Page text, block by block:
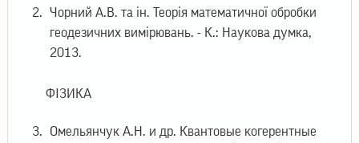
Чорний А.В. та ін. Теорія математичної обробки
геодезичних вимірювань. - К.: Наукова думка,
2013.
ФІЗИКА
Омельянчук А.Н. и др. Квантовые когерентные